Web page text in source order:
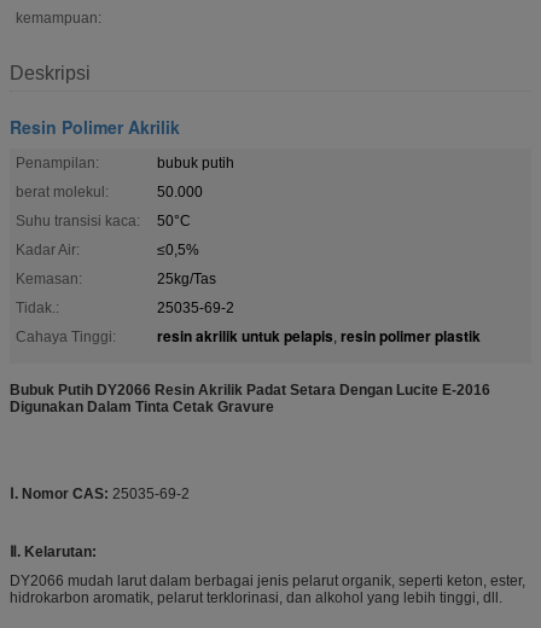
kemampuan:
Deskripsi
Resin Polimer Akrilik
Penampilan:
bubuk putih
berat molekul:
50.000
Suhu transisi kaca:
50°C
Kadar Air:
≤0,5%
Kemasan:
25kg/Tas
Tidak.:
25035-69-2
Cahaya Tinggi:
resin akrilik untuk pelapis, resin polimer plastik
Bubuk Putih DY2066 Resin Akrilik Padat Setara Dengan Lucite E-2016
Digunakan Dalam Tinta Cetak Gravure
Ⅰ. Nomor CAS: 25035-69-2
Ⅱ. Kelarutan:
DY2066 mudah larut dalam berbagai jenis pelarut organik, seperti keton, ester,
hidrokarbon aromatik, pelarut terklorinasi, dan alkohol yang lebih tinggi, dll.